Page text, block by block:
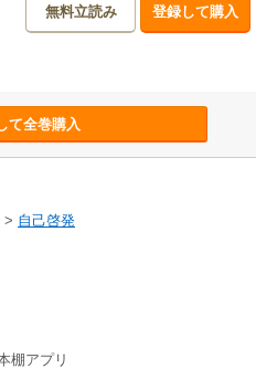
無料立読み 登録して購入
て全巻購入
> 自己啓発
棚アプリ